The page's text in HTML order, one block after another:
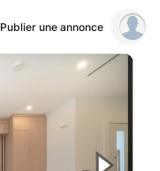
Publier une annonce